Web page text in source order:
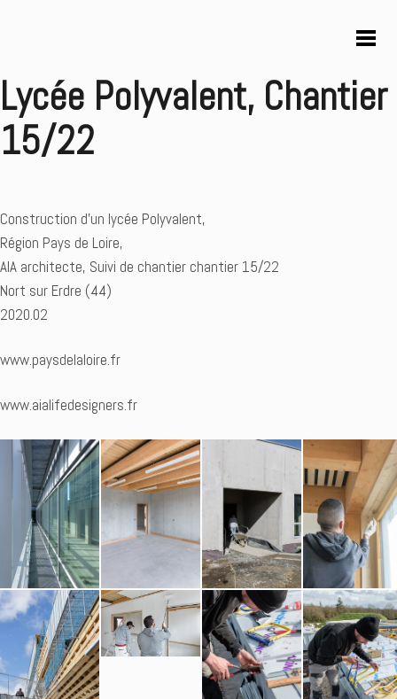
Lycée Polyvalent, Chantier
15/22
Construction d’un lycée Polyvalent,
Région Pays de Loire,
AIA architecte, Suivi de chantier chantier 15/22
Nort sur Erdre (44)
2020.02
www.paysdelaloire.fr
www.aialifedesigners.fr